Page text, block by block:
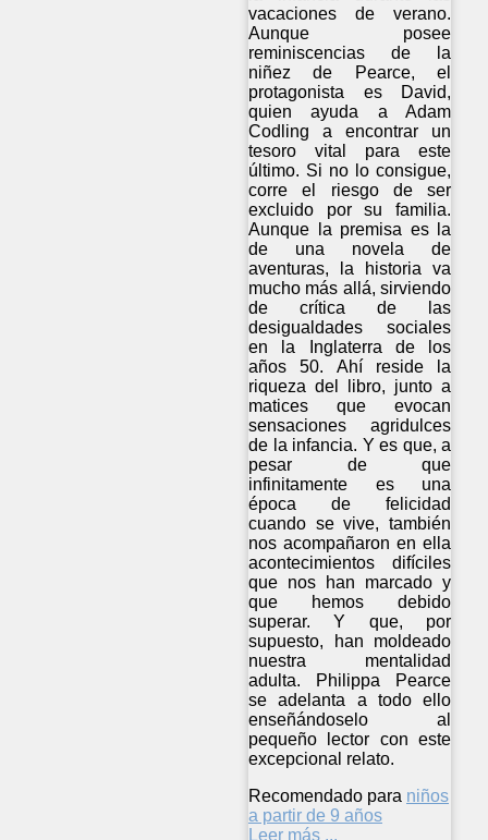
vacaciones de verano.
Aunque posee
reminiscencias de la
niñez de Pearce, el
protagonista es David,
quien ayuda a Adam
Codling a encontrar un
tesoro vital para este
último. Si no lo consigue,
corre el riesgo de ser
excluido por su familia.
Aunque la premisa es la
de una novela de
aventuras, la historia va
mucho más allá, sirviendo
de crítica de las
desigualdades sociales
en la Inglaterra de los
años 50. Ahí reside la
riqueza del libro, junto a
matices que evocan
sensaciones agridulces
de la infancia. Y es que, a
pesar de que
infinitamente es una
época de felicidad
cuando se vive, también
nos acompañaron en ella
acontecimientos difíciles
que nos han marcado y
que hemos debido
superar. Y que, por
supuesto, han moldeado
nuestra mentalidad
adulta. Philippa Pearce
se adelanta a todo ello
enseñándoselo al
pequeño lector con este
excepcional relato.
Recomendado para niños
a partir de 9 años
Leer más ...